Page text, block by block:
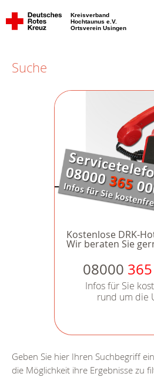
Kreisverband
Hochtaunus e.V.
Ortsverein Usingen
Suche
Kostenlose DRK-
Wir beraten Sie
08000 365
Infos für Sie
rund um die
Geben Sie hier Ihren Suchbegriff
die Möglichkeit ihre Ergebnisse zu